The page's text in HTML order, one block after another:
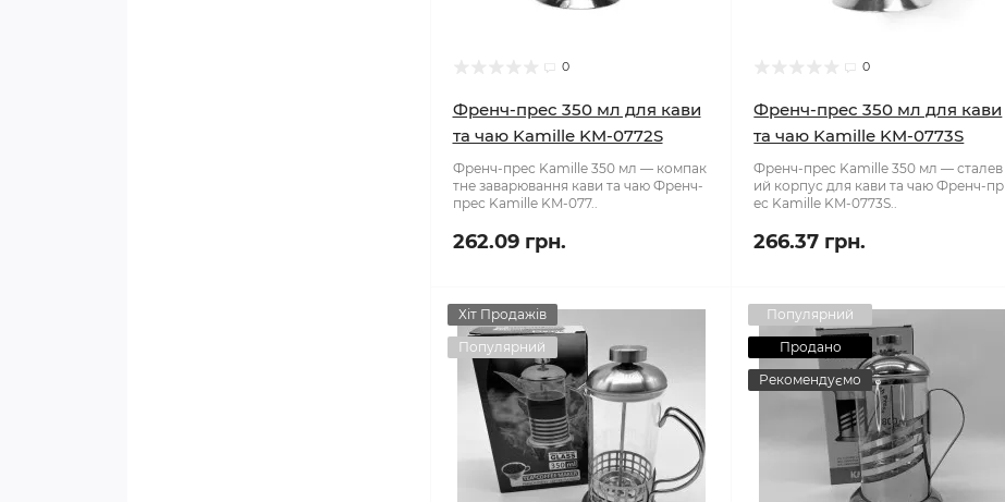
0
Френч-прес 350 мл для кави
та чаю Kamille KM-0772S
Френч-прес Kamille 350 мл — компак
тне заварювання кави та чаю Френч-
прес Kamille KM-077..
262.09 грн.
0
Френч-прес 350 мл для кави
та чаю Kamille KM-0773S
Френч-прес Kamille 350 мл — сталев
ий корпус для кави та чаю Френч-пр
ес Kamille KM-0773S..
266.37 грн.
Хіт Продажів
Популярний
Популярний
Продано
Рекомендуємо